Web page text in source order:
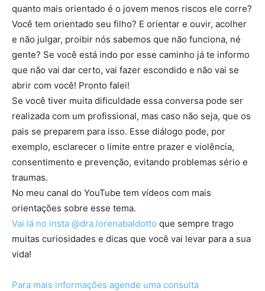
quanto mais orientado é o jovem menos riscos ele corre?
Você tem orientado seu filho? E orientar e ouvir, acolher
e não julgar, proibir nós sabemos que não funciona, né
gente? Se você está indo por esse caminho já te informo
que não vai dar certo, vai fazer escondido e não vai se
abrir com você! Pronto falei!
Se você tiver muita dificuldade essa conversa pode ser
realizada com um profissional, mas caso não seja, que os
pais se preparem para isso. Esse diálogo pode, por
exemplo, esclarecer o limite entre prazer e violência,
consentimento e prevenção, evitando problemas sério e
traumas.
No meu canal do YouTube tem vídeos com mais
orientações sobre esse tema.
Vai lá no insta @dra.lorenabaldotto que sempre trago
muitas curiosidades e dicas que você vai levar para a sua
vida!
Para mais informações agende uma consulta